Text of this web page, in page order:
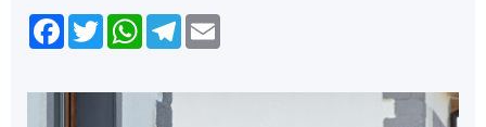
Facebook
TwitterWhatsApp
Telegram